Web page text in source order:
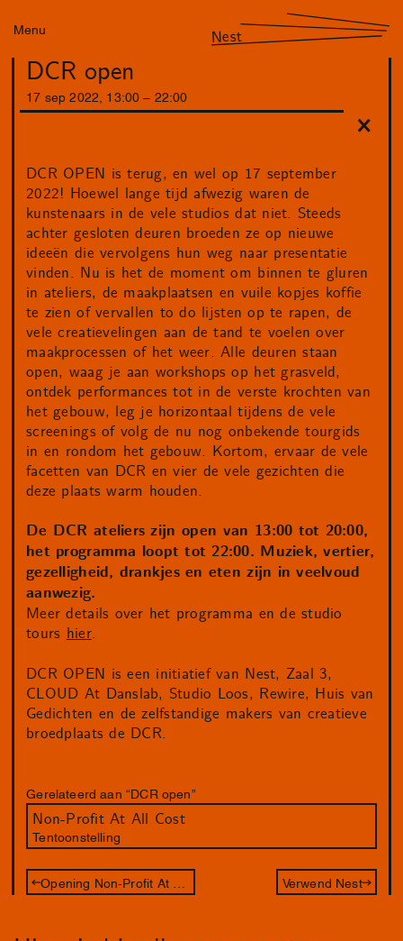
Menu Nest
DCR open
17 sep 2022 13 :00 22 :00
DCR OPEN is terug, en wel op 17 september
2022! Hoewel lange tijd afwezig waren de
kunstenaars in de vele studios dat niet. Steeds
achter gesloten deuren broeden ze op nieuwe
ideeën die vervolgens hun weg naar presentatie
vinden. Nu is het de moment om binnen te gluren
in ateliers, de maakplaatsen en vuile kopjes koffie
te zien of vervallen to do lijsten op te rapen, de
vele creatievelingen aan de tand te voelen over
maakprocessen of het weer. Alle deuren staan
open, waag je aan workshops op het grasveld,
ontdek performances tot in de verste krochten van
het gebouw, leg je horizontaal tijdens de vele
screenings of volg de nu nog onbekende tourgids
in en rondom het gebouw. Kortom, ervaar de vele
facetten van DCR en vier de vele gezichten die
deze plaats warm houden.
De DCR ateliers zijn open van 13:00 tot 20:00,
het programma loopt tot 22:00. Muziek, vertier,
gezelligheid, drankjes en eten zijn in veelvoud
aanwezig.
Meer details over het programma en de studio
tours hier.
DCR OPEN is een initiatief van Nest, Zaal 3,
CLOUD At Danslab, Studio Loos, Rewire, Huis van
Gedichten en de zelfstandige makers van creatieve
broedplaats de DCR.
Gerelateerd aan “DCR open”
Non-Profit At All Cost
Tentoonstelling
Verwend Nest